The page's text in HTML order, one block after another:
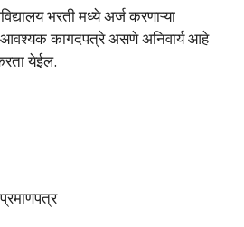
भरती मध्ये अर्ज करणाऱ्या
आवश्यक कागदपत्रे असणे अनिवार्य आहे
येईल.